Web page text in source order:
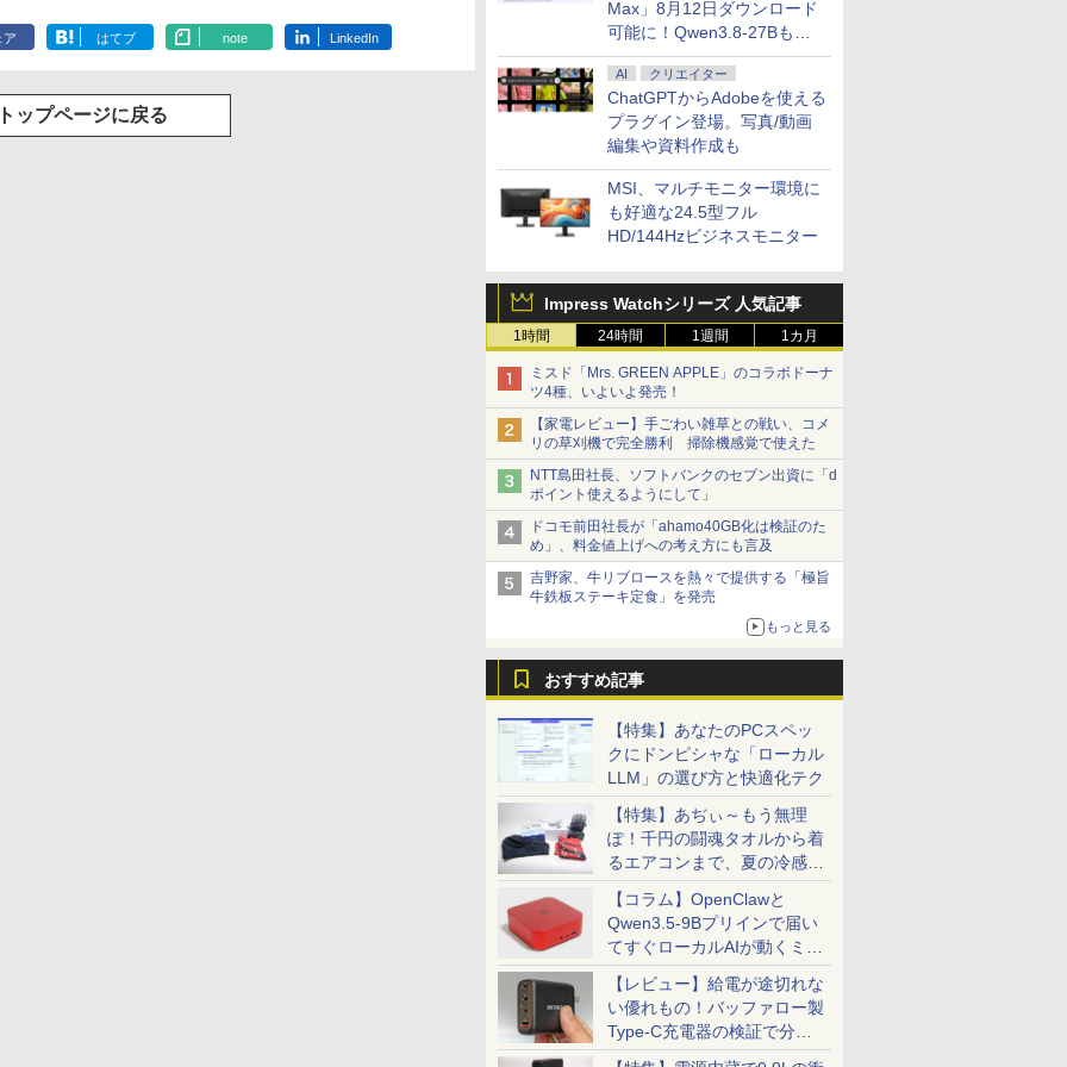
Max」8月12日ダウンロード
可能に！Qwen3.8-27Bも順
次
AI クリエイター
ChatGPTからAdobeを使える
プラグイン登場。写真/動画
編集や資料作成も
MSI、マルチモニター環境に
も好適な24.5型フル
HD/144Hzビジネスモニター
Impress Watchシリーズ 人気記事
1時間 24時間 1週間 1カ月
ミスド「Mrs. GREEN APPLE」のコラボドーナ
ツ4種、いよいよ発売！
【家電レビュー】手ごわい雑草との戦い、コメ
リの草刈機で完全勝利 掃除機感覚で使えた
NTT島田社長、ソフトバンクのセブン出資に「d
ポイント使えるようにして」
ドコモ前田社長が「ahamo40GB化は検証のた
め」、料金値上げへの考え方にも言及
吉野家、牛リブロースを熱々で提供する「極旨
牛鉄板ステーキ定食」を発売
もっと見る
おすすめ記事
【特集】あなたのPCスペッ
クにドンピシャな「ローカル
LLM」の選び方と快適化テク
【特集】あぢぃ～もう無理
ぽ！千円の闘魂タオルから着
るエアコンまで、夏の冷感グ
ッズ一挙紹介
【コラム】OpenClawと
Qwen3.5-9Bプリインで届い
てすぐローカルAIが動くミニ
PC「SER9 Pro」
【レビュー】給電が途切れな
い優れもの！バッファロー製
Type-C充電器の検証で分か
ったこと
ア はてブ note LinkedIn
トップページに戻る